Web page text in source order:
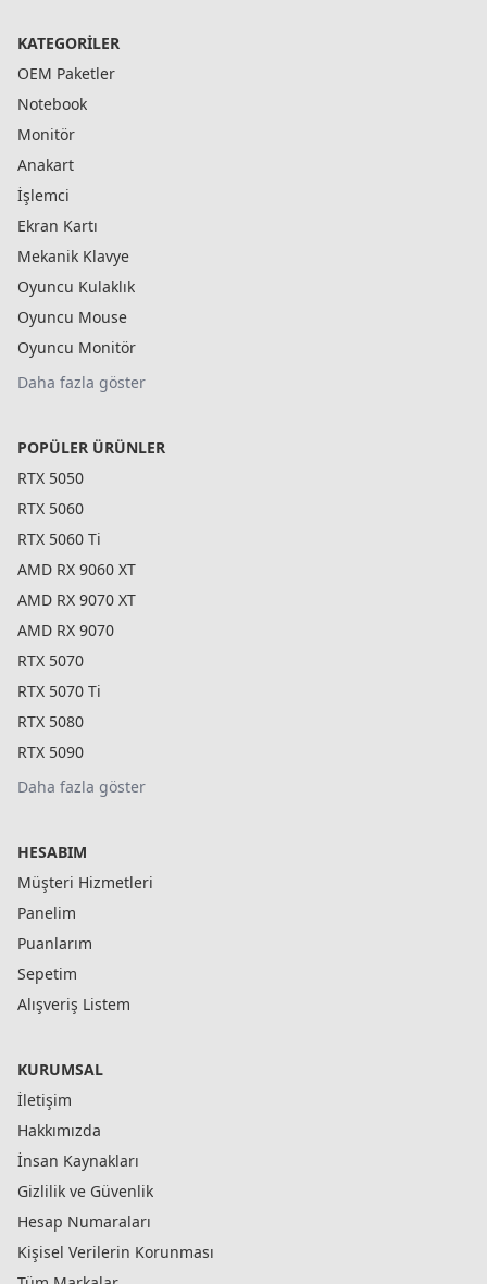
KATEGORILER
OEM Paketler
Notebook
Monitör
Anakart
İşlemci
Ekran Kartı
Mekanik Klavye
Oyuncu Kulaklık
Oyuncu Mouse
Oyuncu Monitör
Daha fazla göster
POPÜLER ÜRÜNLER
RTX 5050
RTX 5060
RTX 5060 Ti
AMD RX 9060 XT
AMD RX 9070 XT
AMD RX 9070
RTX 5070
RTX 5070 Ti
RTX 5080
RTX 5090
Daha fazla göster
HESABIM
Müşteri Hizmetleri
Panelim
Puanlarım
Sepetim
Alışveriş Listem
KURUMSAL
İletişim
Hakkımızda
İnsan Kaynakları
Gizlilik ve Güvenlik
Hesap Numaraları
Kişisel Verilerin Korunması